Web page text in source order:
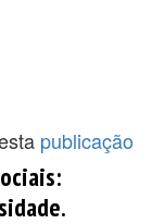
publicação